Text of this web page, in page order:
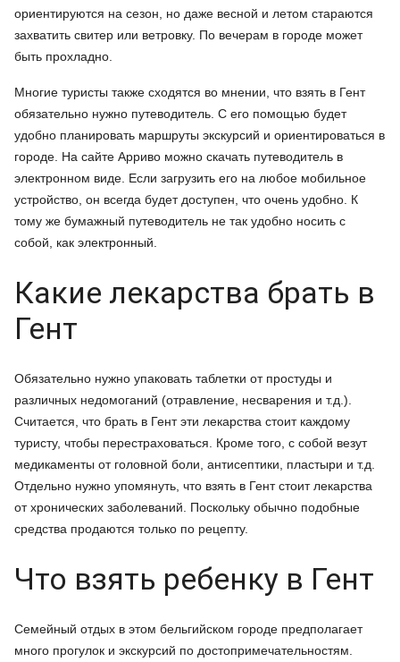
ориентируются на сезон, но даже весной и летом стараются
захватить свитер или ветровку. По вечерам в городе может
быть прохладно.
Многие туристы также сходятся во мнении, что взять в Гент
обязательно нужно путеводитель. С его помощью будет
удобно планировать маршруты экскурсий и ориентироваться в
городе. На сайте Арриво можно скачать путеводитель в
электронном виде. Если загрузить его на любое мобильное
устройство, он всегда будет доступен, что очень удобно. К
тому же бумажный путеводитель не так удобно носить с
собой, как электронный.
Какие лекарства брать в
Гент
Обязательно нужно упаковать таблетки от простуды и
различных недомоганий (отравление, несварения и т.д.).
Считается, что брать в Гент эти лекарства стоит каждому
туристу, чтобы перестраховаться. Кроме того, с собой везут
медикаменты от головной боли, антисептики, пластыри и т.д.
Отдельно нужно упомянуть, что взять в Гент стоит лекарства
от хронических заболеваний. Поскольку обычно подобные
средства продаются только по рецепту.
Что взять ребенку в Гент
Семейный отдых в этом бельгийском городе предполагает
много прогулок и экскурсий по достопримечательностям.